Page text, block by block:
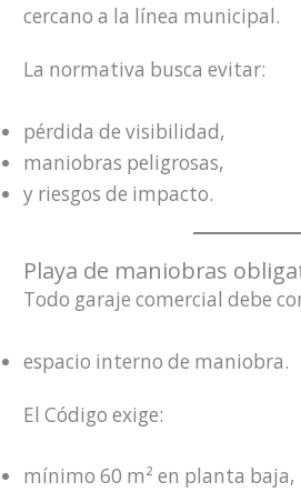
cercano a la línea municipal.
La normativa busca evitar:
pérdida de visibilidad,
maniobras peligrosas,
y riesgos de impacto.
Playa de maniobras
Todo garaje comercial debe
espacio interno de maniobra.
El Código exige:
mínimo 60 m² en planta baja,